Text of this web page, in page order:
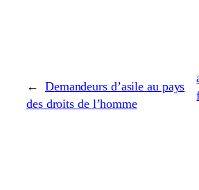
← Demandeurs d’asile au pays
des droits de l’homme